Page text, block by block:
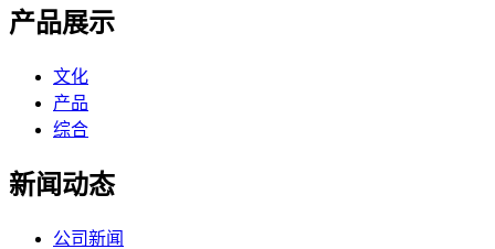
产品展示
文化
产品
综合
新闻动态
公司新闻